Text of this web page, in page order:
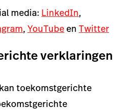
media: LinkedIn,
, YouTube en Twitter
verklaringen
toekomstgerichte